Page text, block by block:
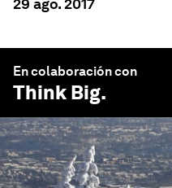
29 ago. 2017
En colaboración con
Think Big.